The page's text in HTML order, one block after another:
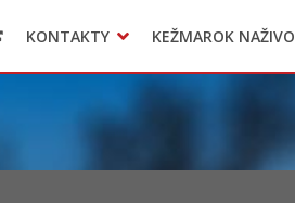
KONTAKTY KEŽMAROK NAŽIVO